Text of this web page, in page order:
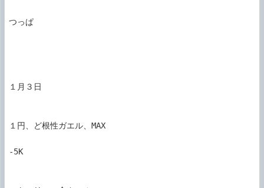
つっぱ
１月３日
１円、ど根性ガエル、MAX
-5K